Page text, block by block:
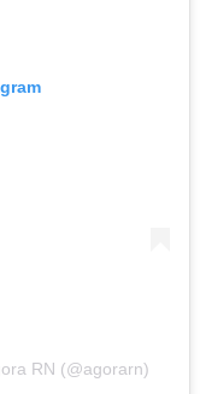
RN (@agorarn)